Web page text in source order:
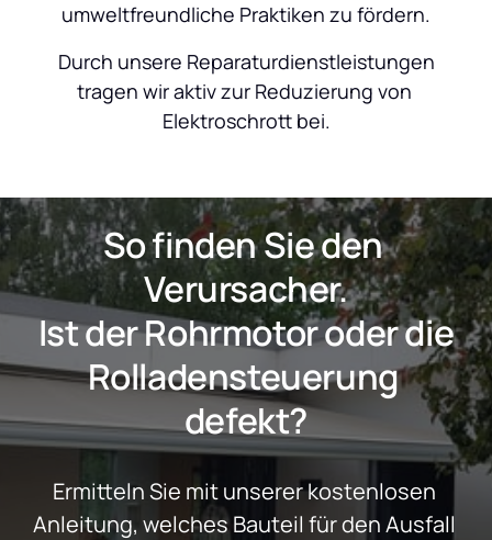
umweltfreundliche Praktiken zu fördern.
tragen wir aktiv zur Reduzierung von
Elektroschrott bei.
So finden Sie den
Verursacher.
Ist der Rohrmotor oder die
Rolladensteuerung
defekt?
Ermitteln Sie mit unserer kostenlosen
Anleitung, welches Bauteil für den Ausfall